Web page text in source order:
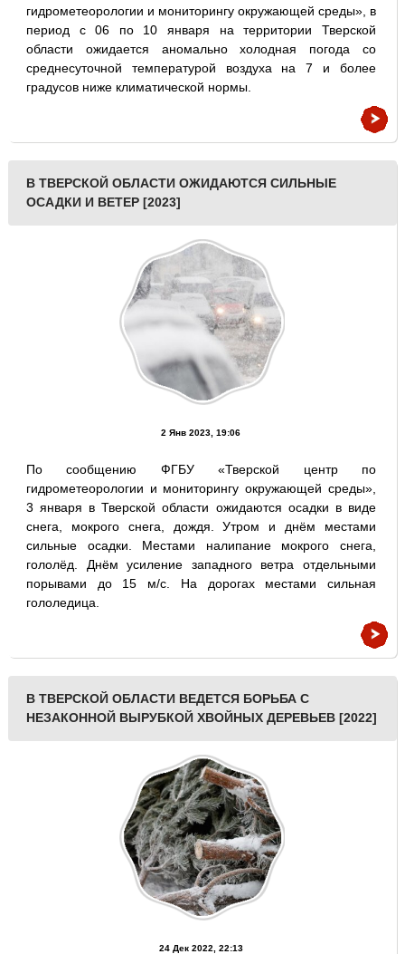
гидрометеорологии и мониторингу окружающей среды», в
период с 06 по 10 января на территории Тверской
области ожидается аномально холодная погода со
среднесуточной температурой воздуха на 7 и более
градусов ниже климатической нормы.
В ТВЕРСКОЙ ОБЛАСТИ ОЖИДАЮТСЯ СИЛЬНЫЕ
ОСАДКИ И ВЕТЕР [2023]
2 Янв 2023, 19:06
По сообщению ФГБУ «Тверской центр по
гидрометеорологии и мониторингу окружающей среды»,
3 января в Тверской области ожидаются осадки в виде
снега, мокрого снега, дождя. Утром и днём местами
сильные осадки. Местами налипание мокрого снега,
гололёд. Днём усиление западного ветра отдельными
порывами до 15 м/с. На дорогах местами сильная
гололедица.
В ТВЕРСКОЙ ОБЛАСТИ ВЕДЕТСЯ БОРЬБА С
НЕЗАКОННОЙ ВЫРУБКОЙ ХВОЙНЫХ ДЕРЕВЬЕВ [2022]
24 Дек 2022, 22:13